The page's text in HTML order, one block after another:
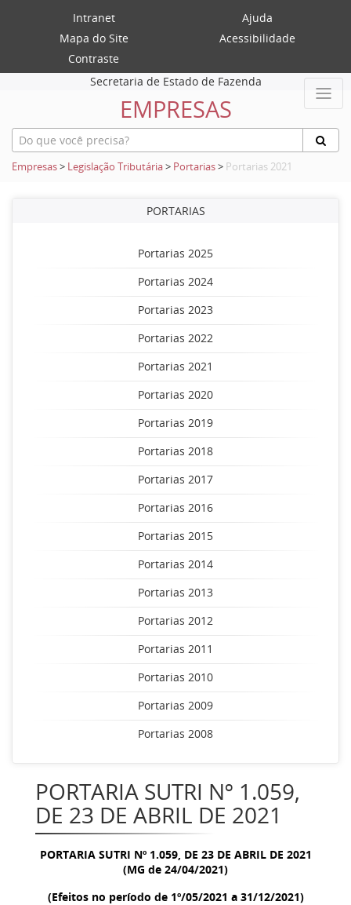
Intranet
Ajuda
Mapa do Site
Acessibilidade
Contraste
Secretaria de Estado de Fazenda
EMPRESAS
Empresas> Legislação Tributária> Portarias> Portarias 2021
PORTARIAS
Portarias 2025
Portarias 2024
Portarias 2023
Portarias 2022
Portarias 2021
Portarias 2020
Portarias 2019
Portarias 2018
Portarias 2017
Portarias 2016
Portarias 2015
Portarias 2014
Portarias 2013
Portarias 2012
Portarias 2011
Portarias 2010
Portarias 2009
Portarias 2008
PORTARIA SUTRI Nº 1.059,
DE 23 DE ABRIL DE 2021
PORTARIA SUTRI Nº 1.059, DE 23 DE ABRIL DE 2021
(MG de 24/04/2021)
(Efeitos no período de 1º/05/2021 a 31/12/2021)